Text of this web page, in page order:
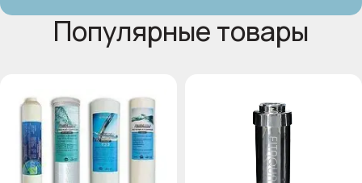
Популярные товары